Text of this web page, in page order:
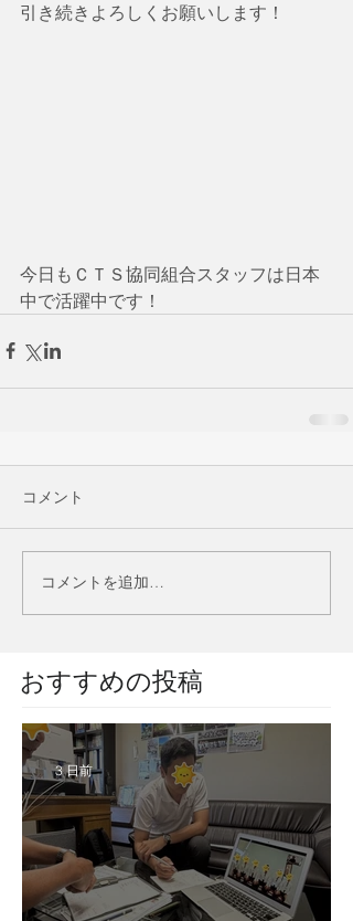
引き続きよろしくお願いします！
今日もＣＴＳ協同組合スタッフは日本
中で活躍中です！
コメント
コメントを追加…
​おすすめの投稿
3 日前